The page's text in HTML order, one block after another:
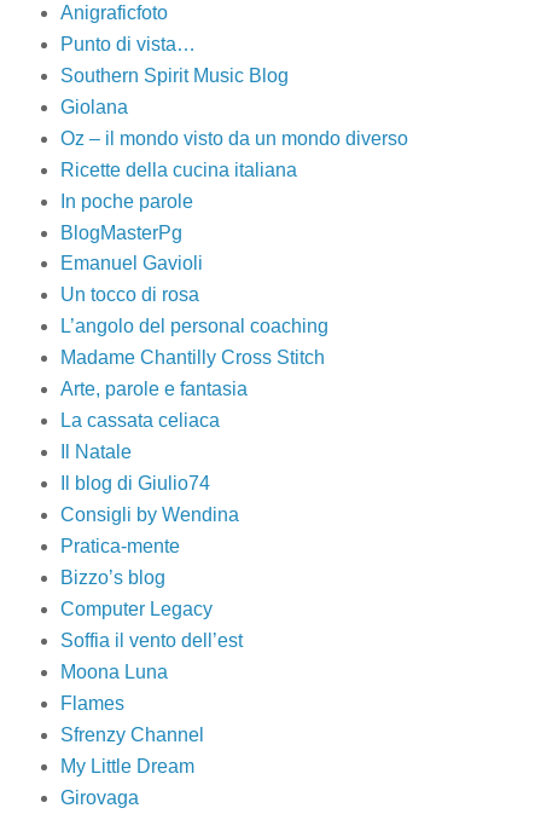
Anigraficfoto
Punto di vista…
Southern Spirit Music Blog
Giolana
Oz – il mondo visto da un mondo diverso
Ricette della cucina italiana
In poche parole
BlogMasterPg
Emanuel Gavioli
Un tocco di rosa
L’angolo del personal coaching
Madame Chantilly Cross Stitch
Arte, parole e fantasia
La cassata celiaca
Il Natale
Il blog di Giulio74
Consigli by Wendina
Pratica-mente
Bizzo’s blog
Computer Legacy
Soffia il vento dell’est
Moona Luna
Flames
Sfrenzy Channel
My Little Dream
Girovaga